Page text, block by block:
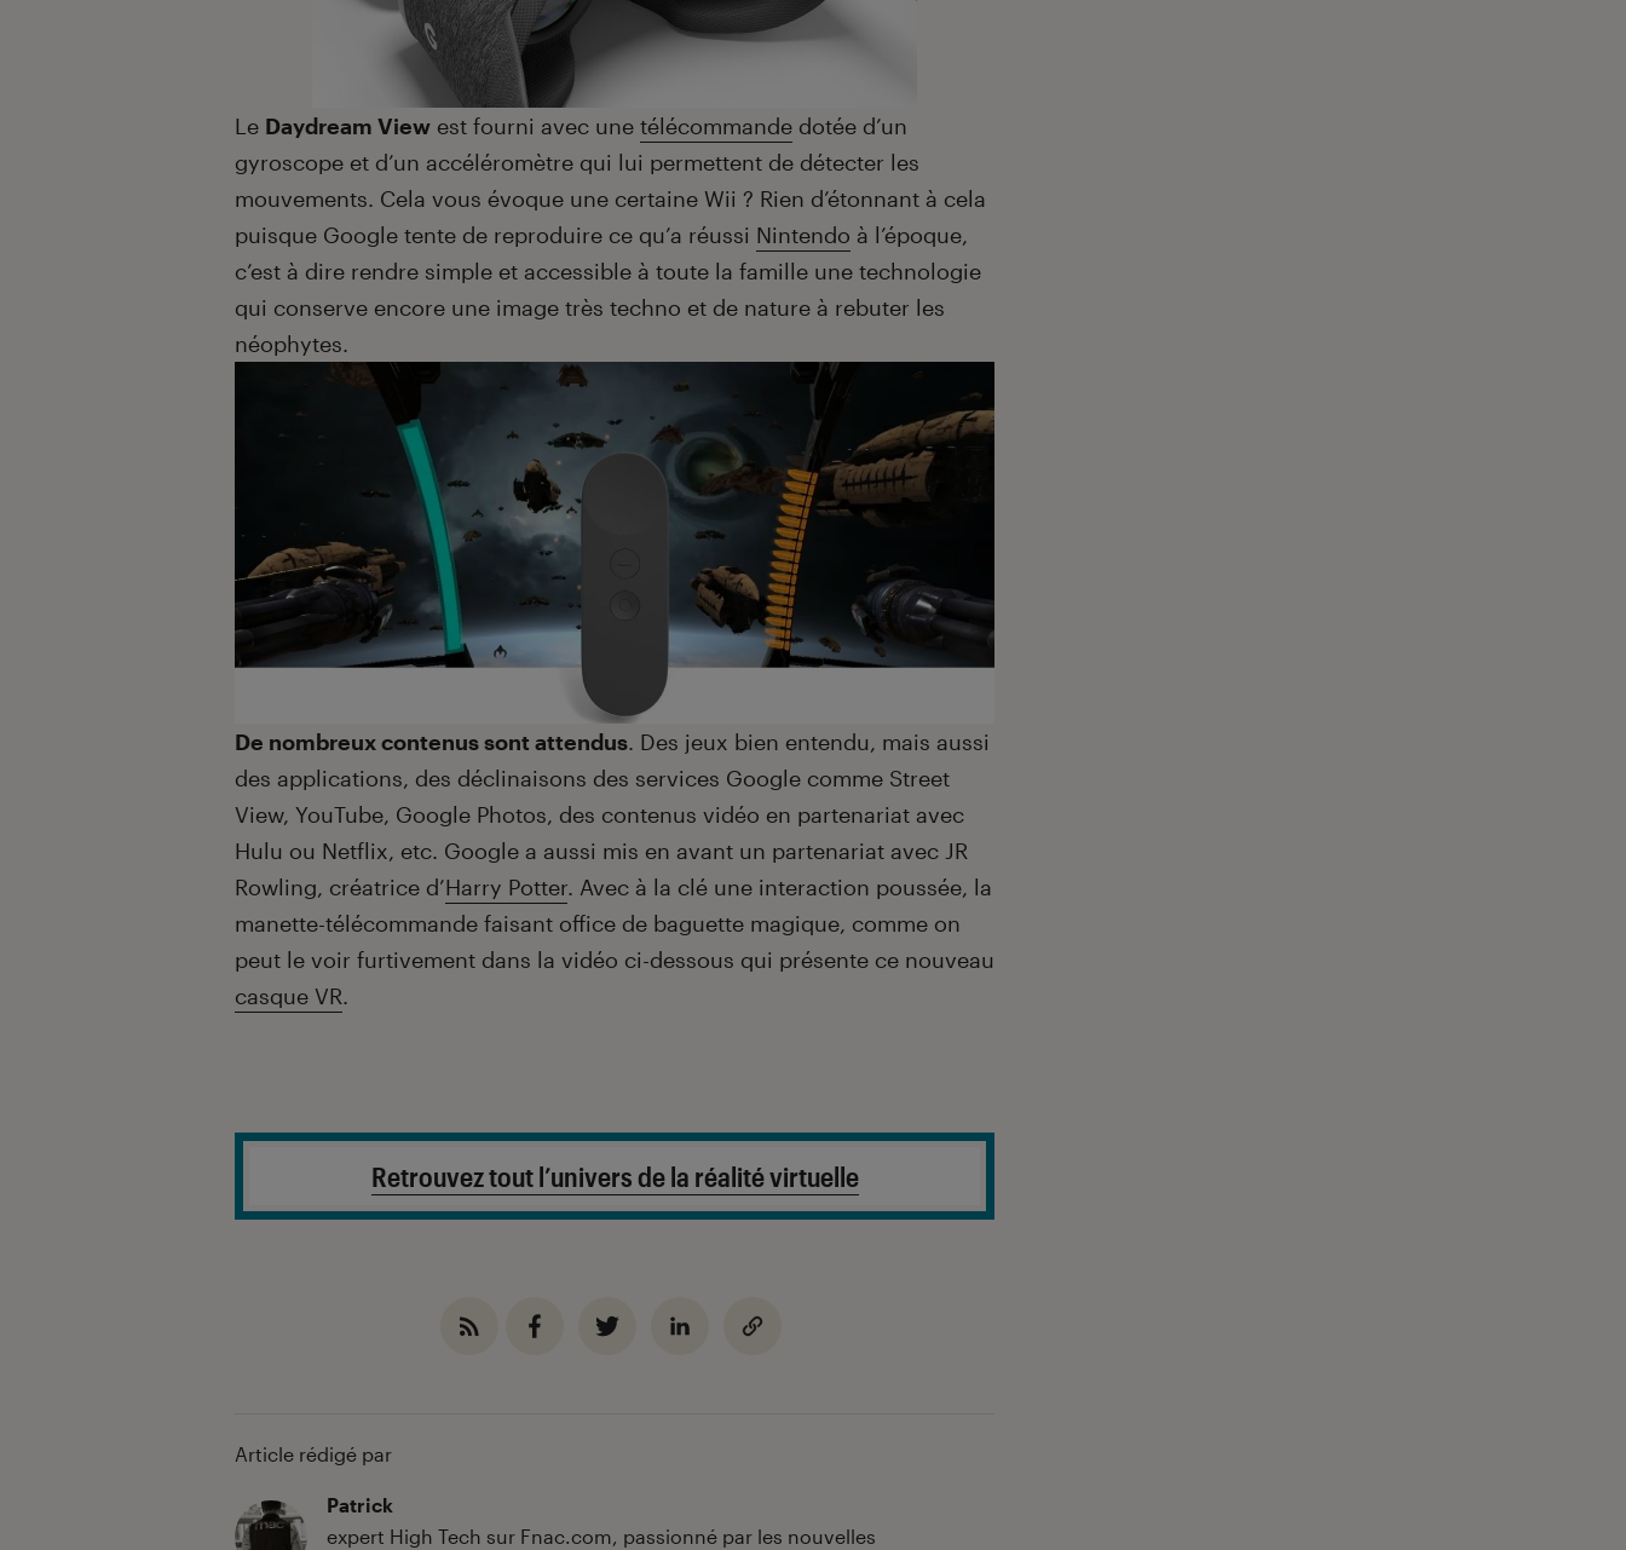
Le Daydream View est fourni avec une télécommande dotée d’un
gyroscope et d’un accéléromètre qui lui permettent de détecter les
mouvements. Cela vous évoque une certaine Wii ? Rien d’étonnant à cela
puisque Google tente de reproduire ce qu’a réussi Nintendo à l’époque,
c’est à dire rendre simple et accessible à toute la famille une technologie
qui conserve encore une image très techno et de nature à rebuter les
néophytes.
De nombreux contenus sont attendus. Des jeux bien entendu, mais aussi
des applications, des déclinaisons des services Google comme Street
View, YouTube, Google Photos, des contenus vidéo en partenariat avec
Hulu ou Netflix, etc. Google a aussi mis en avant un partenariat avec JR
Rowling, créatrice d’Harry Potter. Avec à la clé une interaction poussée, la
manette-télécommande faisant office de baguette magique, comme on
peut le voir furtivement dans la vidéo ci-dessous qui présente ce nouveau
casque VR.
Retrouvez tout l’univers de la réalité virtuelle
Article rédigé par
Patrick
expert High Tech sur Fnac.com, passionné par les nouvelles